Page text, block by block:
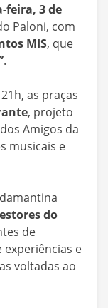
feira, 3 de
Paloni, com
MIS, que
.
as praças
, projeto
Amigos da
musicais e
do
de
e
voltadas ao